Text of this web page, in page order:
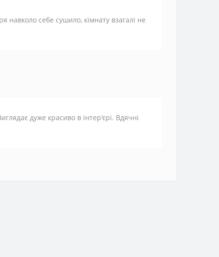
навколо себе сушило, кімнату взагалі не
дуже красиво в інтер'єрі. Вдячні